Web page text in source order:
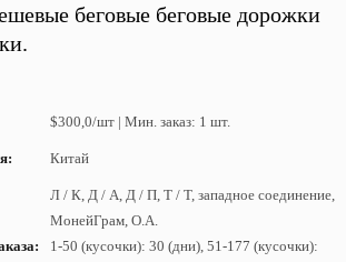
беговые беговые дорожки
$300,0/шт | Мин. заказ: 1 шт.
Китай
Л / К, Д / А, Д / П, Т / Т, западное соединение,
МонейГрам, О.А.
1-50 (кусочки): 30 (дни), 51-177 (кусочки):